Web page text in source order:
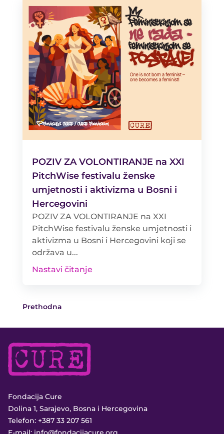
POZIV ZA VOLONTIRANJE na XXI
PitchWise festivalu ženske
umjetnosti i aktivizma u Bosni i
Hercegovini
POZIV ZA VOLONTIRANJE na XXI
PitchWise festivalu ženske umjetnosti i
aktivizma u Bosni i Hercegovini koji se
održava u...
Nastavi čitanje
Prethodna
Fondacija Cure
Dolina 1, Sarajevo, Bosna i Hercegovina
Telefon: +387 33 207 561